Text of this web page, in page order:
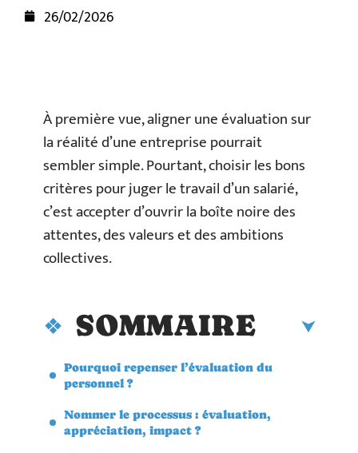
26/02/2026
À première vue, aligner une évaluation sur
la réalité d’une entreprise pourrait
sembler simple. Pourtant, choisir les bons
critères pour juger le travail d’un salarié,
c’est accepter d’ouvrir la boîte noire des
attentes, des valeurs et des ambitions
collectives.
SOMMAIRE
Pourquoi repenser l’évaluation du
personnel ?
Nommer le processus : évaluation,
appréciation, impact ?